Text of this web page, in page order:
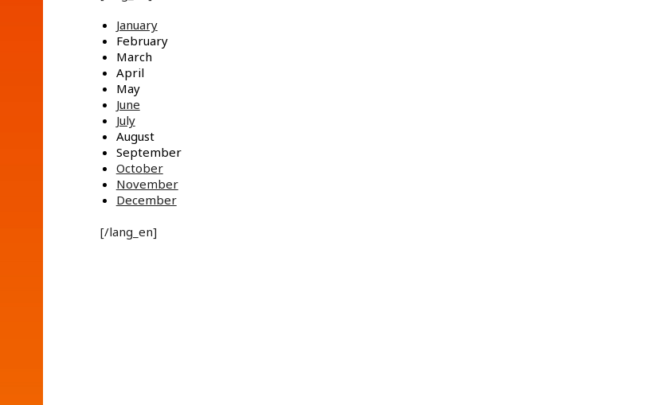
January
February
March
April
May
June
July
August
September
October
November
December
[/lang_en]